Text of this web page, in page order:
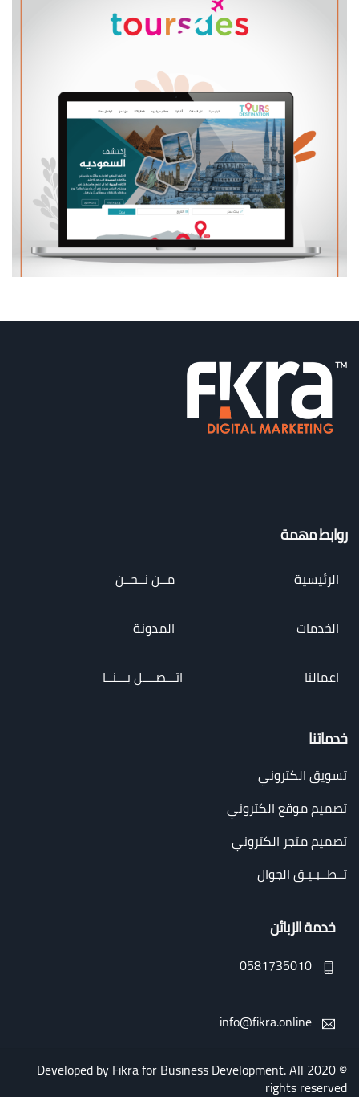
مواقع الكترونية
روابط مهمة
الرئيسية مــن نــحــن
الخدمات المدونة
اعمالنا اتـــصــــل بـــنــا
خدماتنا
تسويق الكتروني
تصميم موقع الكتروني
تصميم متجر الكتروني
تــطــبـيـق الجوال
خدمة الزبائن
0581735010
info@fikra.online
© 2020 Developed by
Fikra for Business Development. All
rights reserved